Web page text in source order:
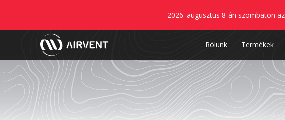
2026. augusztus 8-án szombaton
Rólunk Termékek